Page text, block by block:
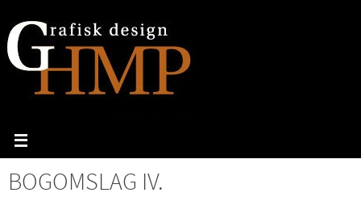
content
BOGOMSLAG IV.